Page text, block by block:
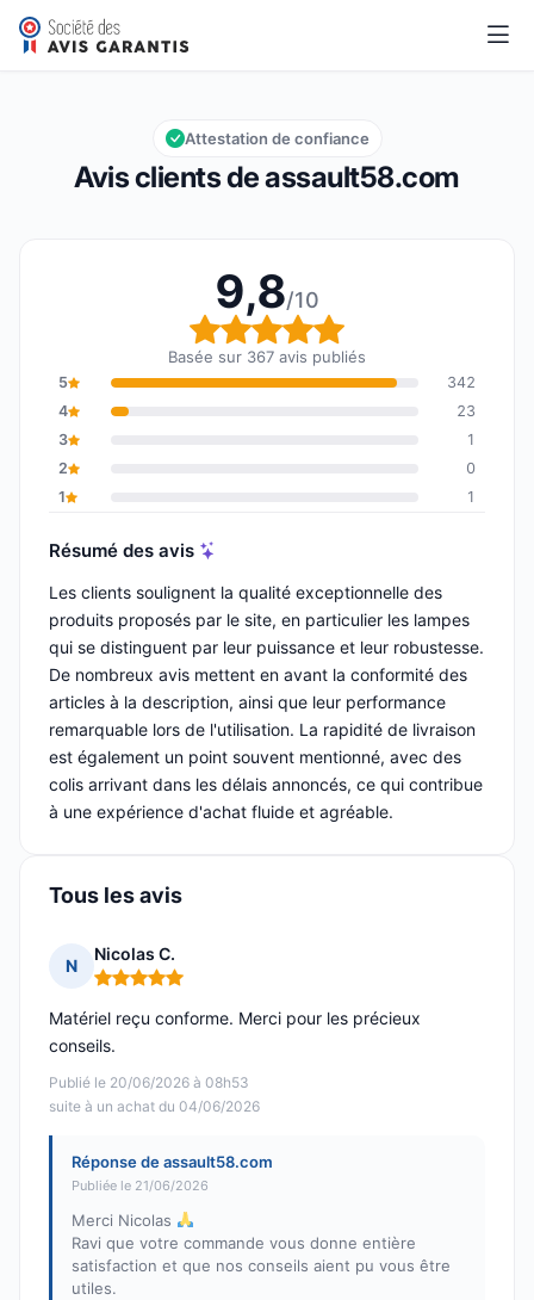
assault58.com
Note globale : 9,8 sur 10
9,8/10
Avis clients de assault58.com
Attestation de confiance
9,8/10
Note globale : 9,8 sur
Basée sur 367 avis publiés
5
342
4
23
3
1
2
0
1
1
Résumé des avis
Les clients soulignent la qualité exceptionnelle des
produits proposés par le site, en particulier les lampes
qui se distinguent par leur puissance et leur robustesse.
De nombreux avis mettent en avant la conformité des
articles à la description, ainsi que leur performance
remarquable lors de l'utilisation. La rapidité de livraison
est également un point souvent mentionné, avec des
colis arrivant dans les délais annoncés, ce qui contribue
à une expérience d'achat fluide et agréable.
Tous les avis
N
Nicolas C.
Note : 5 sur 5
Publié le 20/06/2026 à 08h53
suite à un achat du 04/06/2026
Matériel reçu conforme. Merci pour les précieux
conseils.
Réponse de assault58.com
Publiée le 21/06/2026
Merci Nicolas
Ravi que votre commande vous donne entière
satisfaction et que nos conseils aient pu vous être
utiles.